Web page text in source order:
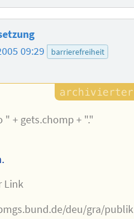
09:29 barrierefreiheit
+ gets.chomp + "."
Link
deu/gra/